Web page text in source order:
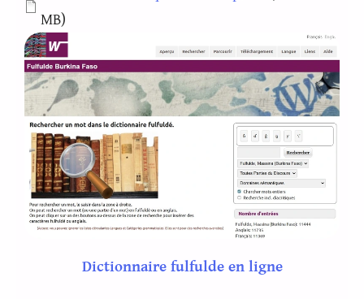
MB)
Dictionnaire fulfulde en ligne